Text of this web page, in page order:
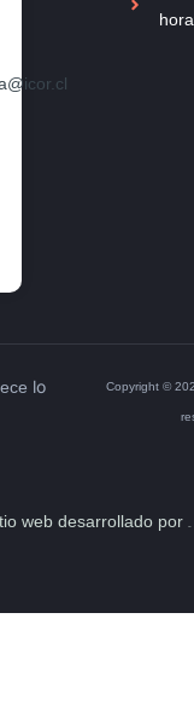
hora
lo
Copyright ©
web desarrollado por